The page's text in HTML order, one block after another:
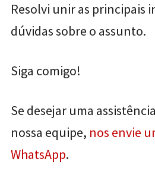
Resolvi unir as principais
dúvidas sobre o assunto.
Siga comigo!
Se desejar uma
nossa equipe, nos envie
WhatsApp.